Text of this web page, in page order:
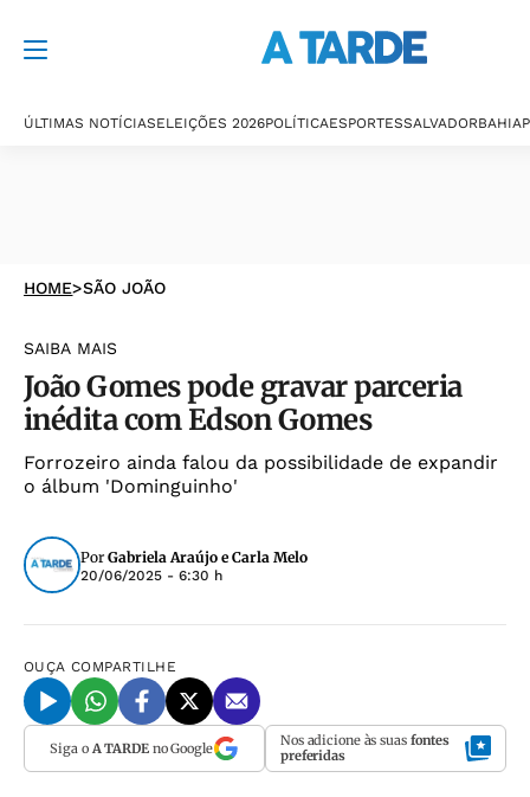
ÚLTIMAS NOTÍCIASELEIÇÕES 2026POLÍTICAESPORTESSALVADORBAHIA
HOME>SÃO JOÃO
SAIBA MAIS
João Gomes pode gravar parceria
inédita com Edson Gomes
Forrozeiro ainda falou da possibilidade de expandir
o álbum 'Dominguinho'
Por Gabriela Araújo e Carla Melo
20/06/2025 - 6:30 h
OUÇA COMPARTILHE
Siga o A TARDEno Google Nos adicione às suas fontes
preferidas